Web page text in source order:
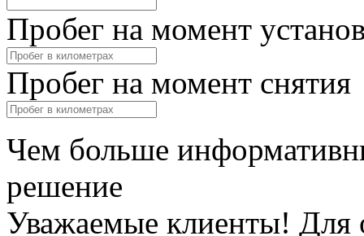
Пробег на момент
Пробег на момент снятия
Чем больше
решение
Уважаемые клиенты! Для